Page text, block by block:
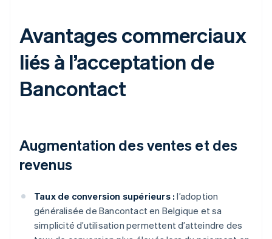
Avantages commerciaux
liés à l’acceptation de
Bancontact
Augmentation des ventes et des
revenus
Taux de conversion supérieurs : l’adoption
généralisée de Bancontact en Belgique et sa
simplicité d’utilisation permettent d’atteindre des